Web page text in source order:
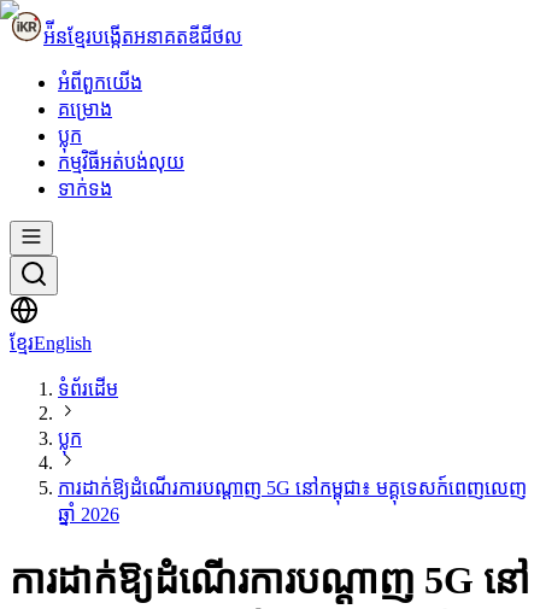
អ៉ីនខ្មែរបង្កើតអនាគតឌីជីថល
អំពី​ពួក​យើង
គម្រោង
ប្លុក
កម្មវិធីអត់បង់លុយ
ទាក់ទង
ខ្មែរEnglish
ទំព័រដើម
ប្លុក
ការដាក់ឱ្យដំណើរការបណ្តាញ 5G នៅកម្ពុជា៖ មគ្គុទេសក៍ពេញលេញ
ឆ្នាំ 2026
ការដាក់ឱ្យដំណើរការបណ្តាញ 5G នៅ